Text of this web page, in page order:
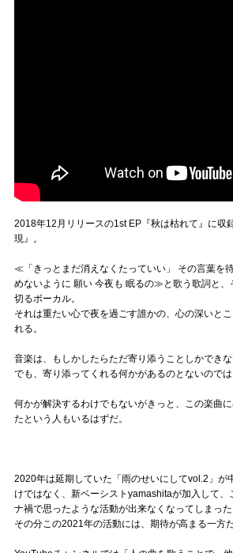
2018年12月リリースの1st EP『秋は枯れて』に収
現』。
≪「きっとまだ消えなくたっていい」 その言葉を
めないように 願い 今夜も 眠るの≫と歌う歌詞と、
切るボーカル。
それは重たい心で夜を過ごす誰かの、心の深いと
れる。
音楽は、もしかしたらただ寄り添うことしかできな
でも、寄り添ってくれる何かがあるのとないのでは
何かが解決するわけでもないがきっと、この楽曲
たという人もいるはずだ。
2020年は延期していた「雨のせいにしてvol.2」が
けではなく、新ベーシストyamashitaが加入して、
ナ禍で思ったような活動が出来なくなってしまった
その分この2021年の活動には、期待が高まる一方だ